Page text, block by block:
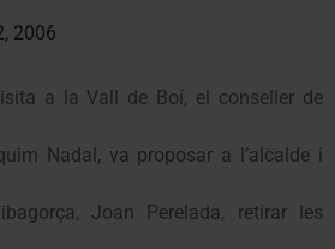
2006
a la Vall de Boí, el conseller de
Nadal, va proposar a l’alcalde i
Joan Perelada, retirar les